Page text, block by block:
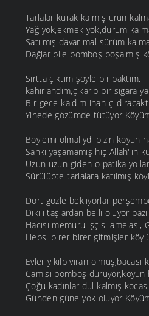
Tarlalar kurak kalmış ürün
Yağ yok,ekmek yok,dürüm
Satılmış davar mal sürüm
Dağlar bile bomboş boşalmış
Sırtta çıktım şöyle bir baktım.
kahırlandım,çıkarıp bir sigara
Bir gece kaldım inan
Yinede gözümde tütüyor
Böylemi olmalıydı bizin köyün
Sanki yaşamamış hiç Allah"ın
Uzun uzun giden o patika
Sürülüpte tarlalara katılmış
Dört gözle bekliyorlar
Dikili taşlardan belli oluyor
Hacısı memuru işçisi amelası,
Hepsi birer birer gitmişler
Evler yıkılp viran olmuş,bacası
Camisi bomboş duruyor,köyün
Çoğu kadınlar dul kalmış
Günden güne yok oluyor